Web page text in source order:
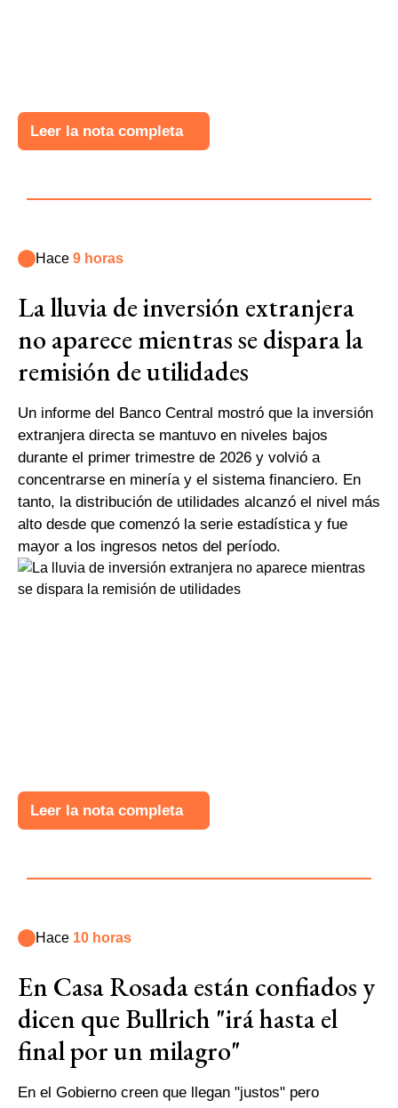
Leer la nota completa
Hace 9 horas
La lluvia de inversión extranjera
no aparece mientras se dispara la
remisión de utilidades
Un informe del Banco Central mostró que la inversión
extranjera directa se mantuvo en niveles bajos
durante el primer trimestre de 2026 y volvió a
concentrarse en minería y el sistema financiero. En
tanto, la distribución de utilidades alcanzó el nivel más
alto desde que comenzó la serie estadística y fue
mayor a los ingresos netos del período.
Leer la nota completa
Hace 10 horas
En Casa Rosada están confiados y
dicen que Bullrich "irá hasta el
final por un milagro"
En el Gobierno creen que llegan "justos" pero